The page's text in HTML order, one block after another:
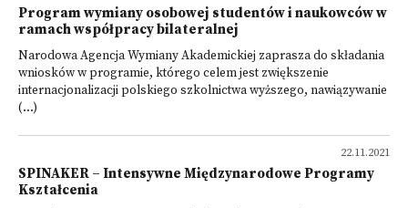
Program wymiany osobowej studentów i naukowców w
ramach współpracy bilateralnej
Narodowa Agencja Wymiany Akademickiej zaprasza do składania
wniosków w programie, którego celem jest zwiększenie
internacjonalizacji polskiego szkolnictwa wyższego, nawiązywanie
(...)
22.11.2021
SPINAKER – Intensywne Międzynarodowe Programy
Kształcenia